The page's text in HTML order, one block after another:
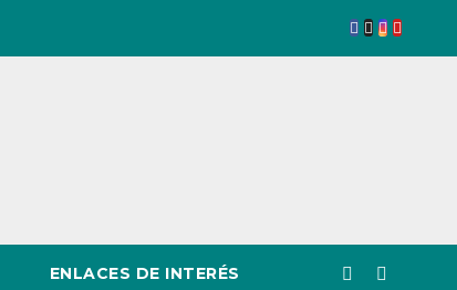
ENLACES DE INTERÉS